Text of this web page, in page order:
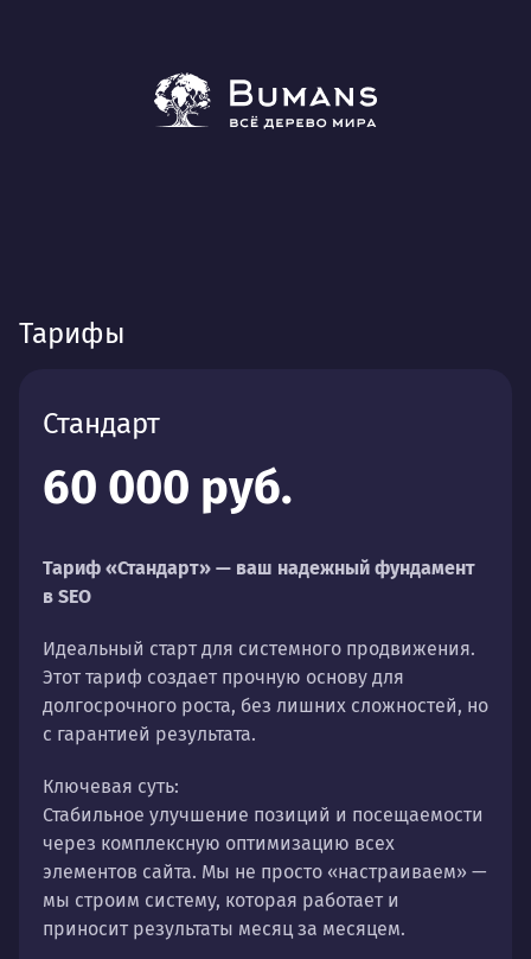
Тарифы
Стандарт
60 000 руб.
Тариф «Стандарт» — ваш надежный фундамент
в SEO
Идеальный старт для системного продвижения.
Этот тариф создает прочную основу для
долгосрочного роста, без лишних сложностей, но
с гарантией результата.
Ключевая суть:
Стабильное улучшение позиций и посещаемости
через комплексную оптимизацию всех
элементов сайта. Мы не просто «настраиваем» —
мы строим систему, которая работает и
приносит результаты месяц за месяцем.